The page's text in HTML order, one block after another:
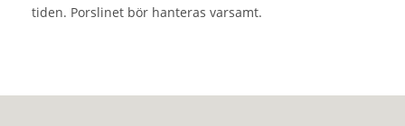
tiden. Porslinet bör hanteras varsamt.